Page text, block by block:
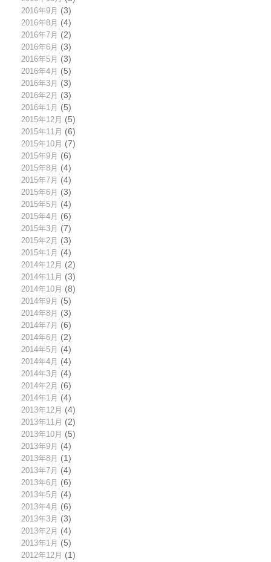
2016年9月 (3)
2016年8月 (4)
2016年7月 (2)
2016年6月 (3)
2016年5月 (3)
2016年4月 (5)
2016年3月 (3)
2016年2月 (3)
2016年1月 (5)
2015年12月 (5)
2015年11月 (6)
2015年10月 (7)
2015年9月 (6)
2015年8月 (4)
2015年7月 (4)
2015年6月 (3)
2015年5月 (4)
2015年4月 (6)
2015年3月 (7)
2015年2月 (3)
2015年1月 (4)
2014年12月 (2)
2014年11月 (3)
2014年10月 (8)
2014年9月 (5)
2014年8月 (3)
2014年7月 (6)
2014年6月 (2)
2014年5月 (4)
2014年4月 (4)
2014年3月 (4)
2014年2月 (6)
2014年1月 (4)
2013年12月 (4)
2013年11月 (2)
2013年10月 (5)
2013年9月 (4)
2013年8月 (1)
2013年7月 (4)
2013年6月 (6)
2013年5月 (4)
2013年4月 (6)
2013年3月 (3)
2013年2月 (4)
2013年1月 (5)
2012年12月 (1)